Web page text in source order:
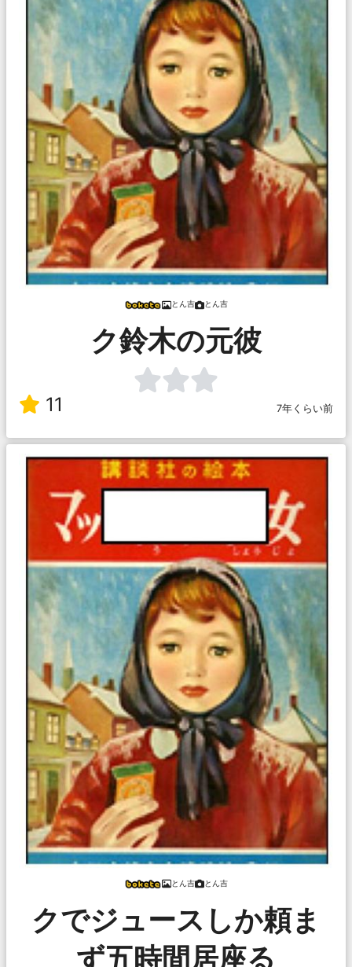
とん吉 とん吉
ク鈴木の元彼
11 7年くらい前
とん吉 とん吉
クでジュースしか頼ま
ず五時間居座る